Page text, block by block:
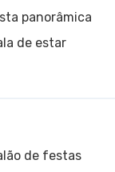
panorâmica
de estar
de festas